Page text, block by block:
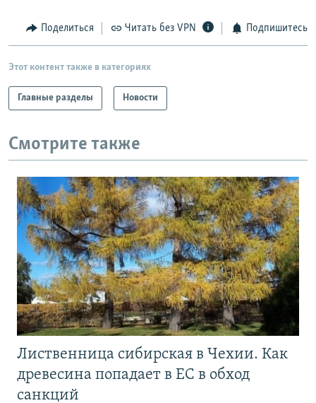
Все сайты РСЕ/РС
Поделиться Читать без VPN Подпишитесь
Этот контент также в категориях
Главные разделы Новости
Смотрите также
Лиственница сибирская в Чехии. Как
древесина попадает в ЕС в обход
санкций